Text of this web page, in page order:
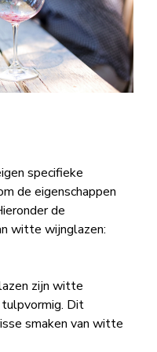
specifieke
de eigenschappen
de
witte wijnglazen:
zijn witte
Dit
smaken van witte